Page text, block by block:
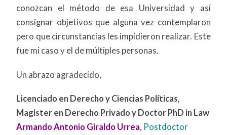
conozcan el método de esa Universidad y así
consignar objetivos que alguna vez contemplaron
pero que circunstancias les impidieron realizar. Este
fue mi caso y el de múltiples personas.
Un abrazo agradecido,
Licenciado en Derecho y Ciencias Políticas,
Magister en Derecho Privado y Doctor PhD in Law
Armando Antonio Giraldo Urrea, Postdoctor